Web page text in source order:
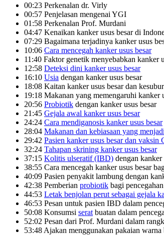
00:23 Perkenalan dr. Virly
00:57 Penjelasan mengenai YGI
01:58 Perkenalan Prof. Murdani
04:47 Kenaikan kanker usus besar di
07:29 Bagaimana terjadinya kanker usus
10:06 Cara mencegah kanker usus besar
11:40 Faktor genetik menyebabkan kanker
12:58 Deteksi dini kanker usus besar
16:10 Usia dengan kanker usus besar
18:08 Kaitan kanker usus besar dan
19:18 Makanan yang memengaruhi kanker
20:56 Probiotik dengan kanker usus besar
21:45 Gejala awal kanker usus besar
24:24 Cara mendiganosis kanker usus besar
28:04 Makanan dan kebiasaan yang
29:42 Pasien kanker usus besar dan
32:24 Tahapan skrining kanker usus besar
37:15 Kolitis ulseratif (IBD) dengan kanker
38:55 Cara mencegah kanker usus besar
40:09 Pasien penyakit lambung dengan
42:38 Pemberian probiotik bagi
44:53 Letak benjolan perut sebagai gejala
46:53 Pesan untuk pasien IBD dalam
50:08 Konsumsi serat buatan dalam
52:02 Pesan dari Prof. Murdani dalam
53:48 Ajakan menggunakan pakaian